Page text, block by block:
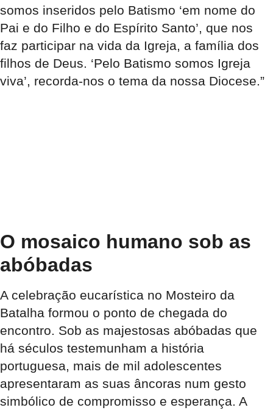
somos inseridos pelo Batismo ‘em nome do
Pai e do Filho e do Espírito Santo’, que nos
faz participar na vida da Igreja, a família dos
filhos de Deus. ‘Pelo Batismo somos Igreja
viva’, recorda-nos o tema da nossa Diocese.”
O mosaico humano sob as
abóbadas
A celebração eucarística no Mosteiro da
Batalha formou o ponto de chegada do
encontro. Sob as majestosas abóbadas que
há séculos testemunham a história
portuguesa, mais de mil adolescentes
apresentaram as suas âncoras num gesto
simbólico de compromisso e esperança. A